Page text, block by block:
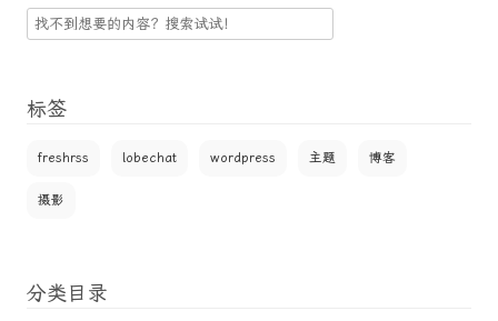
搜
标签
freshrss lobechat wordpress 主题 博客
摄影
分类目录